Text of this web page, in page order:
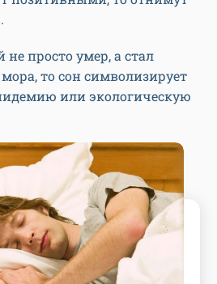
просто умер, а стал
то сон символизирует
или экологическую